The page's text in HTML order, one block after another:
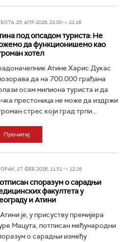
25. АПР 2026, 21:00 -> 21:16
под опсадом туриста: Не
да функционишемо као
хотел
Атине Харис Дукас
да на 700.000 грађана
осам милиона туриста и да
престоница не може да издржи
стрес који град трпи...
Прочитај
17. ФЕБ 2026, 11:51 -> 12:16
споразум о сарадњи
факултета у
и Атини
је, у присуству премијера
Мацута, потписан међународни
о сарадњи између